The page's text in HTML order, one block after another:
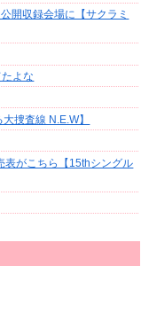
開収録会場に【サクラミ
よな
捜査線 N.E.W】
表がこちら【15thシングル